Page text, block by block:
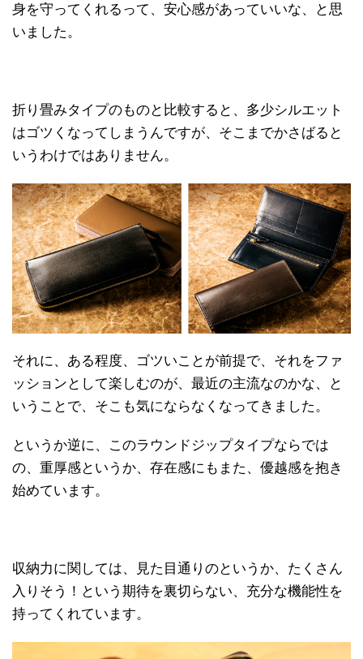
身を守ってくれるって、安心感があっていいな、と思
いました。
折り畳みタイプのものと比較すると、多少シルエット
はゴツくなってしまうんですが、そこまでかさばると
いうわけではありません。
それに、ある程度、ゴツいことが前提で、それをファ
ッションとして楽しむのが、最近の主流なのかな、と
いうことで、そこも気にならなくなってきました。
というか逆に、このラウンドジップタイプならでは
の、重厚感というか、存在感にもまた、優越感を抱き
始めています。
収納力に関しては、見た目通りのというか、たくさん
入りそう！という期待を裏切らない、充分な機能性を
持ってくれています。